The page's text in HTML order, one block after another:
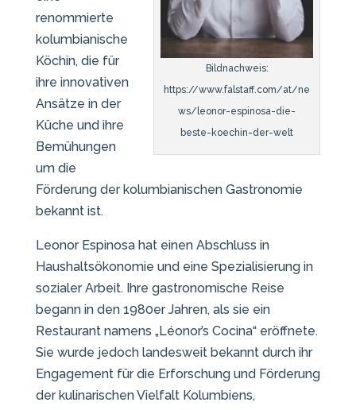
Bildnachweis:
https://www.falstaff.com/at/ne
ws/leonor-espinosa-die-
beste-koechin-der-welt
renommierte
kolumbianische
Köchin, die für
ihre innovativen
Ansätze in der
Küche und ihre
Bemühungen
um die
Förderung der kolumbianischen Gastronomie
bekannt ist.
Leonor Espinosa hat einen Abschluss in
Haushaltsökonomie und eine Spezialisierung in
sozialer Arbeit. Ihre gastronomische Reise
begann in den 1980er Jahren, als sie ein
Restaurant namens „Léonor’s Cocina“ eröffnete.
Sie wurde jedoch landesweit bekannt durch ihr
Engagement für die Erforschung und Förderung
der kulinarischen Vielfalt Kolumbiens,